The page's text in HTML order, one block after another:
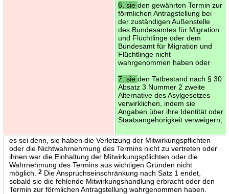
6. sie den gewährten Termin zur
förmlichen Antragstellung bei
der zuständigen Außenstelle
des Bundesamtes für Migration
und Flüchtlinge oder dem
Bundesamt für Migration und
Flüchtlinge nicht
wahrgenommen haben oder
7. sie den Tatbestand nach § 30
Absatz 3 Nummer 2 zweite
Alternative des Asylgesetzes
verwirklichen, indem sie
Angaben über ihre Identität oder
Staatsangehörigkeit verweigern,
es sei denn, sie haben die Verletzung der Mitwirkungspflichten
oder die Nichtwahrnehmung des Termins nicht zu vertreten oder
ihnen war die Einhaltung der Mitwirkungspflichten oder die
Wahrnehmung des Termins aus wichtigen Gründen nicht
möglich.
2Die Anspruchseinschränkung nach Satz 1 endet,
sobald sie die fehlende Mitwirkungshandlung erbracht oder den
Termin zur förmlichen Antragstellung wahrgenommen haben.